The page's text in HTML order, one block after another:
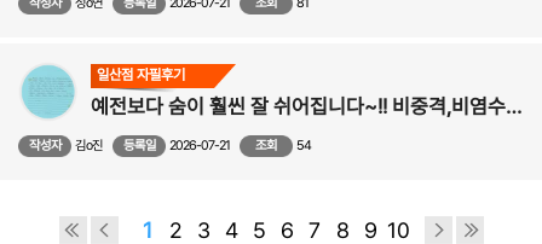
일산점 자필후기
예전보다 숨이 훨씬 잘 쉬어집니다~!! 비중격,비염수술후기
작성자 김o진 등록일 2026-07-21 조회 54
1 2 3 4 5 6 7 8 9 10